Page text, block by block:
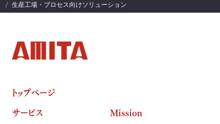
生産工場・プロセス向けソリューション
トップページ
サービス
Mission